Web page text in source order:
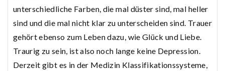
unterschiedliche Farben, die mal düster sind, mal heller
sind und die mal nicht klar zu unterscheiden sind. Trauer
gehört ebenso zum Leben dazu, wie Glück und Liebe.
Traurig zu sein, ist also noch lange keine Depression.
Derzeit gibt es in der Medizin Klassifikationssysteme,